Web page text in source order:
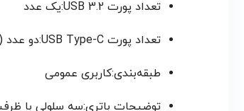
تعداد پورت USB 3.2:یک عدد
تعداد پورت USB Type-C:دو عدد (با پشتیبانی از شارژ و DisplayPort)
طبقه‌بندی:کاربری عمومی
توضیحات باتری:سه سلولی با ظرفیت ۴۲ وات